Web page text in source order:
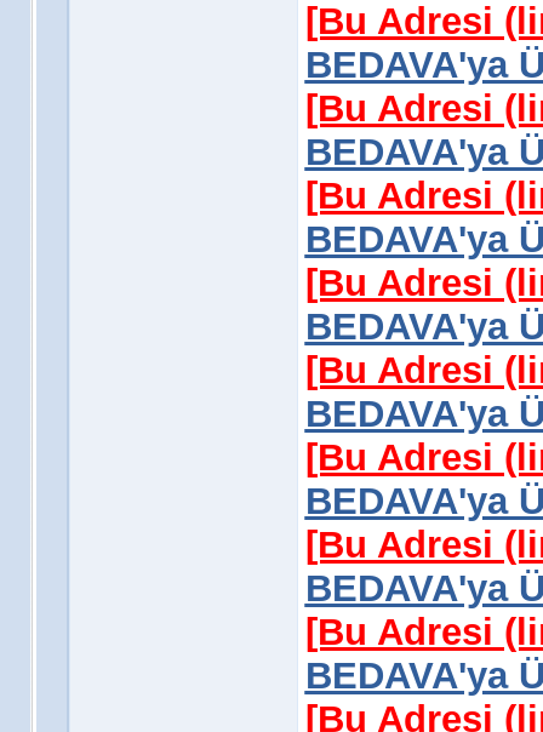
[Bu Adresi
BEDAVA'ya
[Bu Adresi
BEDAVA'ya
[Bu Adresi
BEDAVA'ya
[Bu Adresi
BEDAVA'ya
[Bu Adresi
BEDAVA'ya
[Bu Adresi
BEDAVA'ya
[Bu Adresi
BEDAVA'ya
[Bu Adresi
BEDAVA'ya
[Bu Adresi